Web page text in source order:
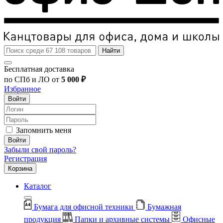
Найти
Бесплатная доставка
по СПб и ЛО от 5 000 ₽
Избранное
Войти
Запомнить меня
Войти
Забыли свой пароль?
Регистрация
Корзина
Каталог
Бумага для офисной техники
Бумажная
продукция
Папки и архивные системы Офисные